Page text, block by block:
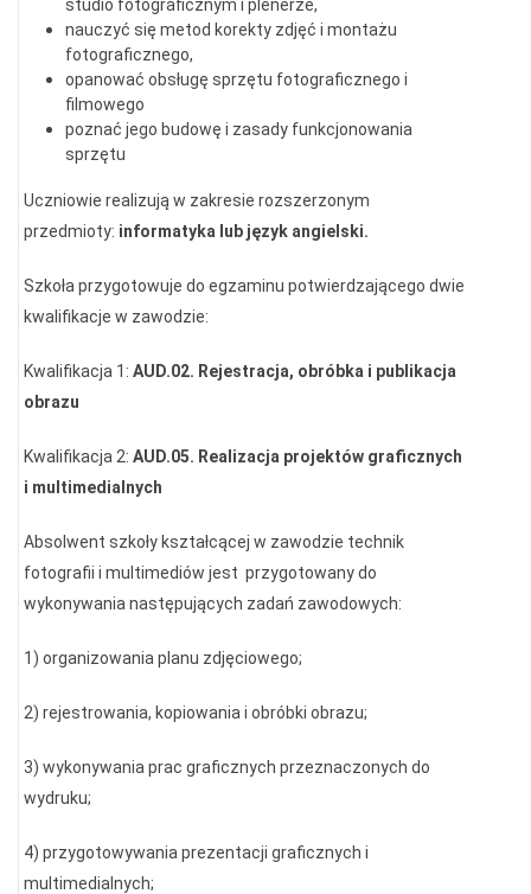
studio fotograficznym i plenerze,
nauczyć się metod korekty zdjęć i montażu
fotograficznego,
opanować obsługę sprzętu fotograficznego i
filmowego
poznać jego budowę i zasady funkcjonowania
sprzętu
Uczniowie realizują w zakresie rozszerzonym
przedmioty: informatyka lub język angielski.
Szkoła przygotowuje do egzaminu potwierdzającego dwie
kwalifikacje w zawodzie:
Kwalifikacja 1: AUD.02. Rejestracja, obróbka i publikacja
obrazu
Kwalifikacja 2: AUD.05. Realizacja projektów graficznych
i multimedialnych
Absolwent szkoły kształcącej w zawodzie technik
fotografii i multimediów jest przygotowany do
wykonywania następujących zadań zawodowych:
1) organizowania planu zdjęciowego;
2) rejestrowania, kopiowania i obróbki obrazu;
3) wykonywania prac graficznych przeznaczonych do
wydruku;
4) przygotowywania prezentacji graficznych i
multimedialnych;